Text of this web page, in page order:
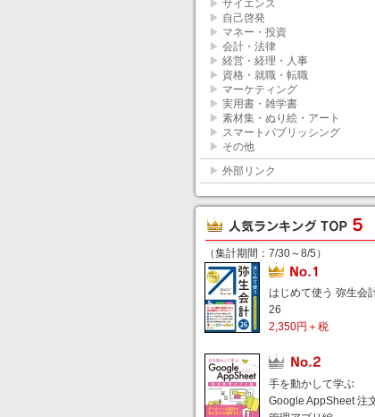
▶ サイエンス
▶ 自己啓発
▶ マネー・投資
▶ 会計・法律
▶ 経営・経理・人事
▶ 資格・就職・転職
▶ マーケティング
▶ 実用書・雑学書
▶ 素材集・ぬり絵・アート
▶ スマートパブリッシング
▶ その他
▶ 外部リンク
（集計期間：7/30～8/5）
はじめて使う 弥生会
26
2,350円＋税
手を動かして学ぶ
Google AppSheet 注